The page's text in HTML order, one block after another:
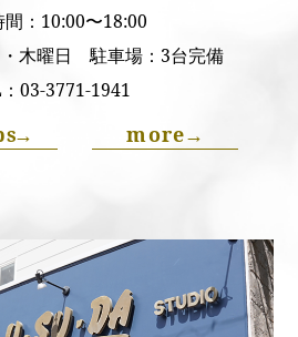
間：10:00〜18:00
木曜日 駐車場：3台完備
03-3771-1941
→ more→